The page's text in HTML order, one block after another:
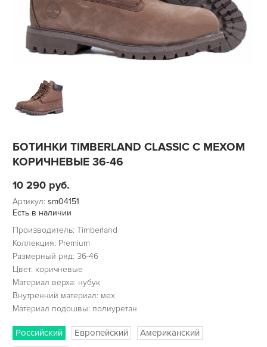
БОТИНКИ TIMBERLAND CLASSIC С МЕХОМ
КОРИЧНЕВЫЕ 36-46
10 290 руб.
Артикул: sm04151
Есть в наличии
Производитель: Timberland
Коллекция: Premium
Размерный ряд: 36-46
Цвет: коричневые
Материал верха: нубук
Внутренний материал: мех
Материал подошвы: полиуретан
Российский Европейский
Американский